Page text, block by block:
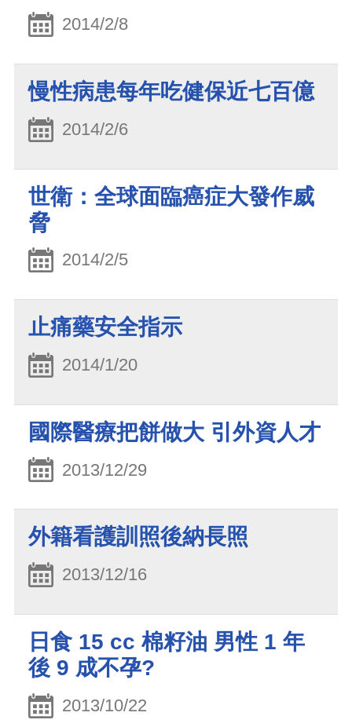
2014/2/8
慢性病患每年吃健保近七百億
2014/2/6
世衛：全球面臨癌症大發作威
脅
2014/2/5
止痛藥安全指示
2014/1/20
國際醫療把餅做大 引外資人才
2013/12/29
外籍看護訓照後納長照
2013/12/16
日食 15 cc 棉籽油 男性 1 年
後 9 成不孕?
2013/10/22